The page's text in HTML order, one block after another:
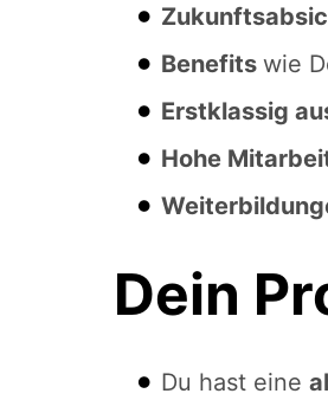
Benefits wie
Erstklassig
Hohe
Dein
Du hast eine